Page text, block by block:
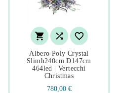
  
Albero Poly Crystal
Slimh240cm D147cm
464led | Vertecchi
Christmas
780,00 €